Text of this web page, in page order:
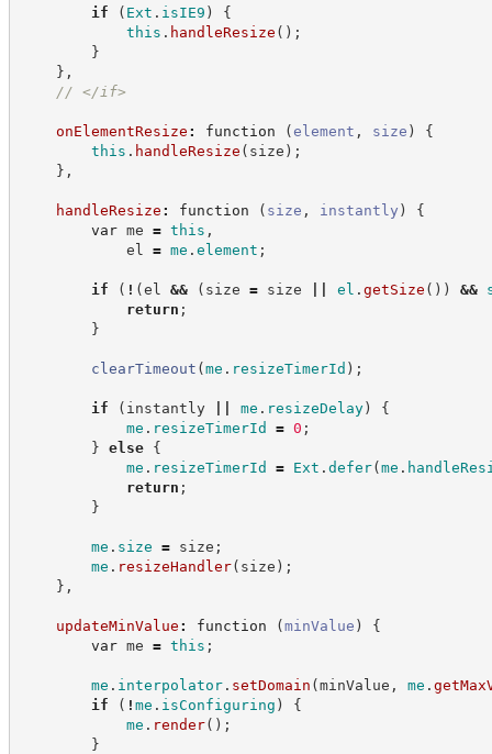
if ( Ext . isIE9 )
{
this . handleResize ( ) ;
}
} ,
// </if>
onElementResize : function (element , size )
{
this . handleResize ( size ) ;
} ,
handleResize : function ( size , instantly )
{
var me = this ,
el = me . element ;
if ( ! (el && ( size = size el . getSize ( ) ) &&
return ;
}
clearTimeout (me . resizeTimerId ) ;
if ( instantly me . resizeDelay)
{
me . resizeTimerId = 0 ;
} else
{
me . resizeTimerId = Ext . defer(me .
return ;
}
me . size = size ;
me . resizeHandler( size ) ;
} ,
updateMinValue : function (minValue )
{
var me = this ;
me . interpolator. setDomain (minValue , me .
if
( ! me . isConfiguring )
{
me . render( ) ;
}